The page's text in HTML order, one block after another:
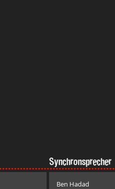
Synchronsprecher
Ben Hadad